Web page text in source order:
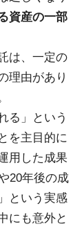
資産の一部
は、一定の
理由があり
る」という
を主目的に
用した成果
20年後の成
という実感
にも意外と